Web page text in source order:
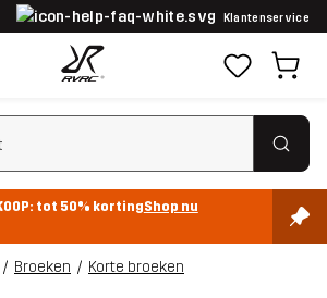
Klantenservice
tot 50% kortingShop nu
Broeken Korte broeken